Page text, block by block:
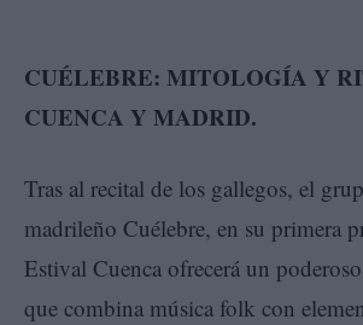
CUÉLEBRE: MITOLOGÍA Y
CUENCA Y MADRID.
Tras al recital de los gallegos, el
madrileño Cuélebre, en su primera
Estival Cuenca ofrecerá un
que combina música folk con